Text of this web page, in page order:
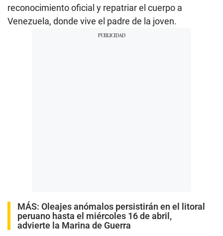
reconocimiento oficial y repatriar el cuerpo a
Venezuela, donde vive el padre de la joven.
MÁS: Oleajes anómalos persistirán en el litoral
peruano hasta el miércoles 16 de abril,
advierte la Marina de Guerra